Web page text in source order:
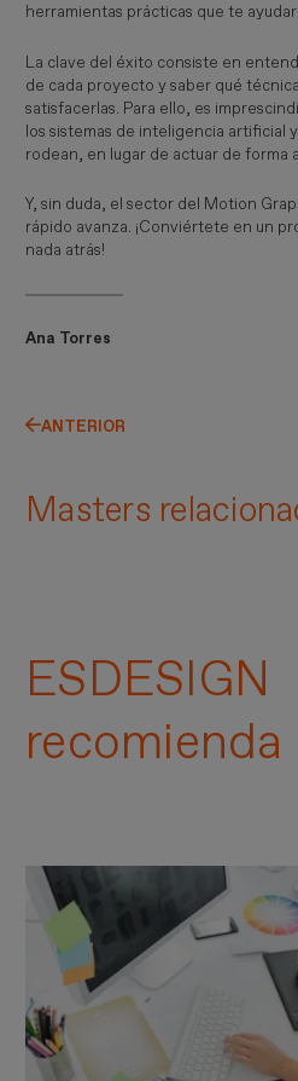
herramientas prácticas que te
La clave del éxito consiste en
de cada proyecto y saber qué
satisfacerlas. Para ello, es
los sistemas de inteligencia artificial
rodean, en lugar de actuar de forma
Y, sin duda, el sector del Motion
rápido avanza. ¡Conviértete en un
nada atrás!
Ana Torres
ANTERIOR
Masters
ESDESIGN
recomienda